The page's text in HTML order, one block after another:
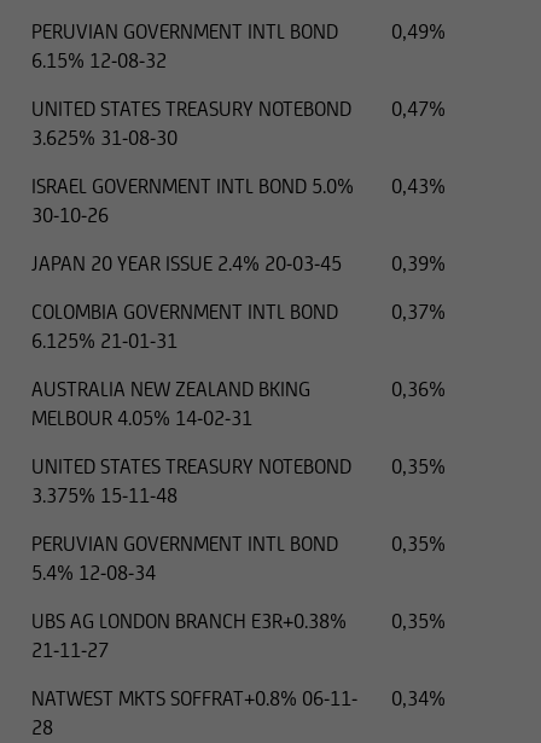
PERUVIAN GOVERNMENT INTL BOND
6.15% 12-08-32
0,49%
UNITED STATES TREASURY NOTEBOND
3.625% 31-08-30
0,47%
ISRAEL GOVERNMENT INTL BOND 5.0%
30-10-26
0,43%
JAPAN 20 YEAR ISSUE 2.4% 20-03-45
0,39%
COLOMBIA GOVERNMENT INTL BOND
6.125% 21-01-31
0,37%
AUSTRALIA NEW ZEALAND BKING
MELBOUR 4.05% 14-02-31
0,36%
UNITED STATES TREASURY NOTEBOND
3.375% 15-11-48
0,35%
PERUVIAN GOVERNMENT INTL BOND
5.4% 12-08-34
0,35%
UBS AG LONDON BRANCH E3R+0.38%
21-11-27
0,35%
NATWEST MKTS SOFFRAT+0.8% 06-11-
28
0,34%